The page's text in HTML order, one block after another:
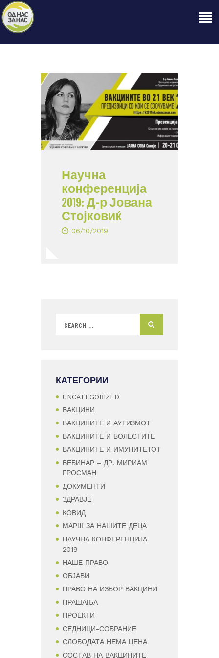
ЗА НАС
НАШЕ ПРАВО
ОБЈАВИ
ПРОЕКТИ
КОНТАКТ
Научна
конференција
2019: Д-р Јована
Стојковиќ
06/10/2019
КАТЕГОРИИ
UNCATEGORIZED
ВАКЦИНИ
ВАКЦИНИТЕ И АУТИЗМОТ
ВАКЦИНИТЕ И БОЛЕСТИТЕ
ВАКЦИНИТЕ И ИМУНИТЕТОТ
ВЕБИНАР – ДР. МИРИАМ
ГРОСМАН
ДОКУМЕНТИ
ЗДРАВЈЕ
КОВИД
МАРШ ЗА НАШИТЕ ДЕЦА
НАУЧНА КОНФЕРЕНЦИЈА
2019
НАШЕ ПРАВО
ОБЈАВИ
ПРАВО НА ИЗБОР ВАКЦИНИ
ПРАШАЊА
ПРОЕКТИ
СЕДНИЦИ-СОБРАНИЕ
СЛОБОДАТА НЕМА ЦЕНА
СОСТАВ НА ВАКЦИНИТЕ